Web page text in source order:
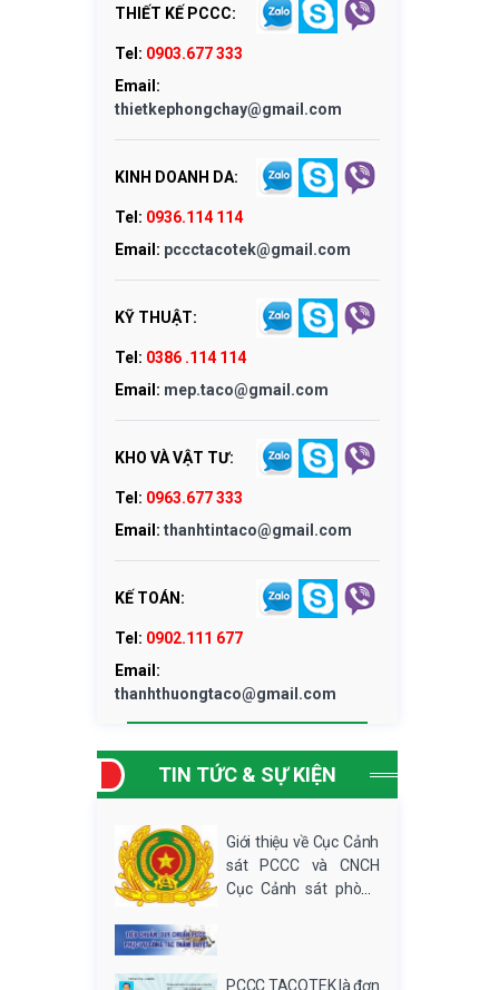
THIẾT KẾ PCCC:
Tel: 0903.677 333
Email:
thietkephongchay@gmail.com
KINH DOANH DA:
Tel: 0936.114 114
Email: pccctacotek@gmail.com
KỸ THUẬT:
Tel: 0386 .114 114
Email: mep.taco@gmail.com
KHO VÀ VẬT TƯ:
Tel: 0963.677 333
Email: thanhtintaco@gmail.com
KẾ TOÁN:
Tel: 0902.111 677
Email:
thanhthuongtaco@gmail.com
TIN TỨC & SỰ KIỆN
Giới thiệu về Cục Cảnh
sát PCCC và CNCH
Cục Cảnh sát phòng
trách nhiệm giúp Bộ
PCCC TACOTEK là đơn